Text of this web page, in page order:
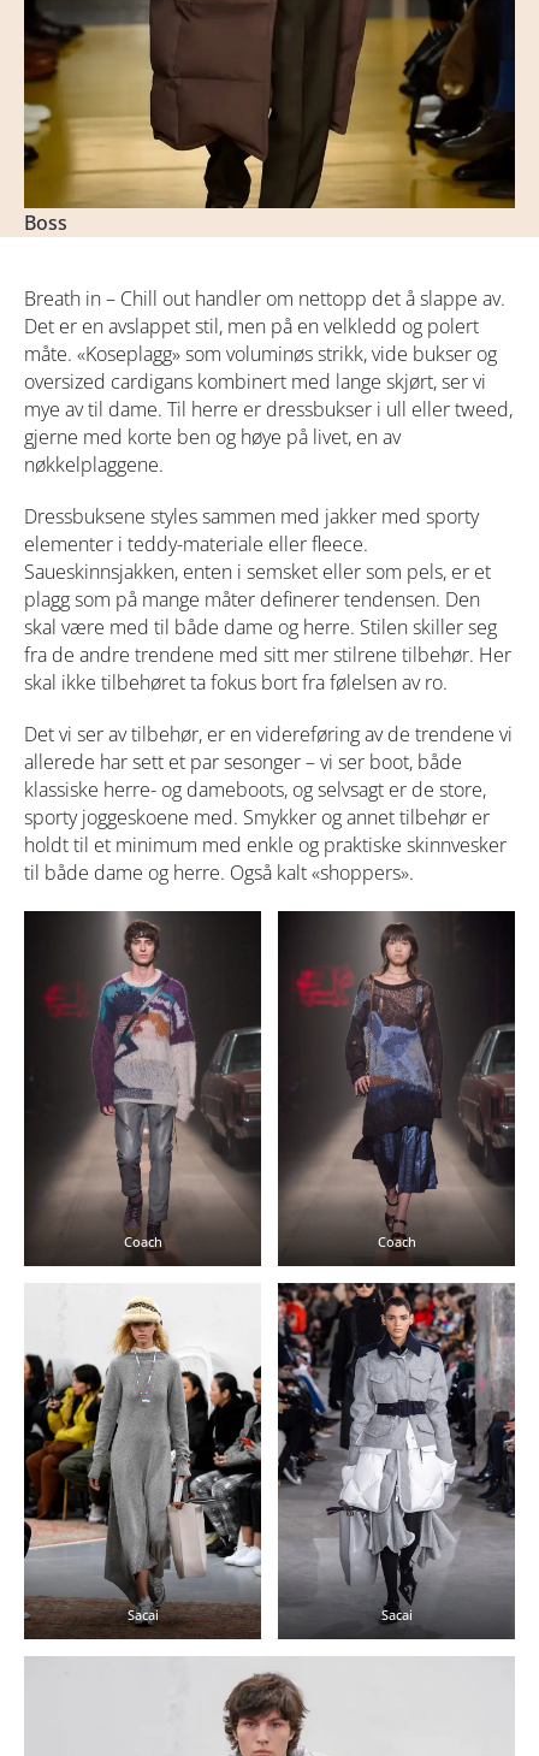
Boss
Breath in – Chill out handler om nettopp det å slappe av.
Det er en avslappet stil, men på en velkledd og polert
måte. «Koseplagg» som voluminøs strikk, vide bukser og
oversized cardigans kombinert med lange skjørt, ser vi
mye av til dame. Til herre er dressbukser i ull eller tweed,
gjerne med korte ben og høye på livet, en av
nøkkelplaggene.
Dressbuksene styles sammen med jakker med sporty
elementer i teddy-materiale eller fleece.
Saueskinnsjakken, enten i semsket eller som pels, er et
plagg som på mange måter definerer tendensen. Den
skal være med til både dame og herre. Stilen skiller seg
fra de andre trendene med sitt mer stilrene tilbehør. Her
skal ikke tilbehøret ta fokus bort fra følelsen av ro.
Det vi ser av tilbehør, er en videreføring av de trendene vi
allerede har sett et par sesonger – vi ser boot, både
klassiske herre- og dameboots, og selvsagt er de store,
sporty joggeskoene med. Smykker og annet tilbehør er
holdt til et minimum med enkle og praktiske skinnvesker
til både dame og herre. Også kalt «shoppers».
Coach Coach
Sacai Sacai